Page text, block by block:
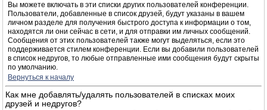
Вы можете включать в эти списки других пользователей конференции.
Пользователи, добавленные в список друзей, будут указаны в вашем
личном разделе для получения быстрого доступа к информации о том,
находятся ли они сейчас в сети, и для отправки им личных сообщений.
Сообщения от этих пользователей также могут выделяться, если это
поддерживается стилем конференции. Если вы добавили пользователей
в список недругов, то любые отправленные ими сообщения будут скрыты
по умолчанию.
Вернуться к началу
Как мне добавлять/удалять пользователей в списках моих
друзей и недругов?